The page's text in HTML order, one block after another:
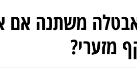
משתנה אם
מזערי?